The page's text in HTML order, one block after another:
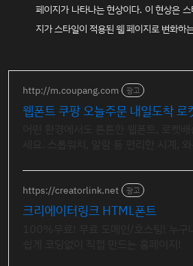
페이지가 나타나는 현상이다. 이 현상은
지가 스타일이 적용된 웹 페이지로 변화하
http://m.coupang.com 광고
웹폰트 쿠팡 오늘주문 내일도착 로
https://creatorlink.net 광고
크리에이터링크 HTML폰트